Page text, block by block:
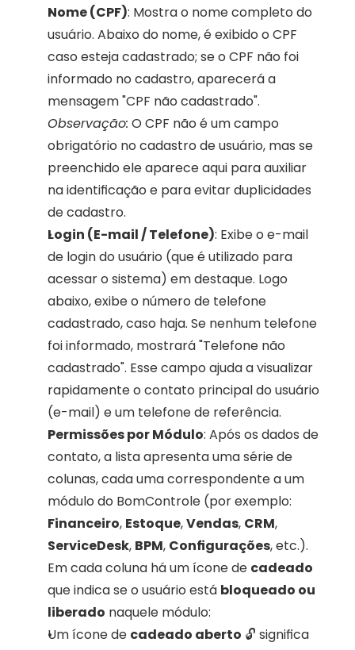
Nome (CPF): Mostra o nome completo do
usuário. Abaixo do nome, é exibido o CPF
caso esteja cadastrado; se o CPF não foi
informado no cadastro, aparecerá a
Observação: O CPF não é um campo
obrigatório no cadastro de usuário, mas se
preenchido ele aparece aqui para auxiliar
na identificação e para evitar duplicidades
de cadastro.
Login (E-mail / Telefone): Exibe o e-mail
de login do usuário (que é utilizado para
acessar o sistema) em destaque. Logo
abaixo, exibe o número de telefone
cadastrado, caso haja. Se nenhum telefone
foi informado, mostrará "Telefone não
cadastrado". Esse campo ajuda a visualizar
rapidamente o contato principal do usuário
(e-mail) e um telefone de referência.
Permissões por Módulo: Após os dados de
contato, a lista apresenta uma série de
colunas, cada uma correspondente a um
Financeiro, Estoque, Vendas, CRM
ServiceDesk, BPM, Configurações, etc.).
Em cada coluna há um ícone de cadeado
que indica se o usuário está bloqueado ou
liberado naquele módulo:
Um ícone de cadeado aberto 🔓 significa